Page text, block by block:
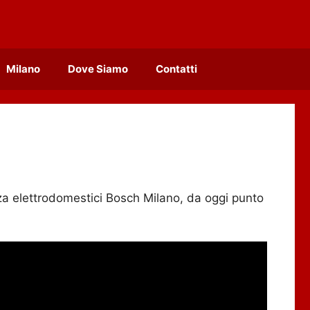
Milano Dove Siamo Contatti
elettrodomestici Bosch Milano, da oggi punto